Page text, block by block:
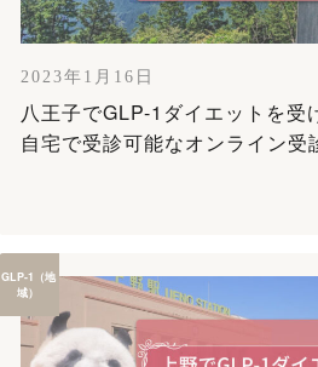
2023年1月16日
八王子でGLP-1ダイエットを受
自宅で受診可能なオンライン受
GLP-1（地
域）